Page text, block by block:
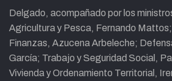
Delgado, acompañado por los
Agricultura y Pesca, Fernando
Finanzas, Azucena Arbeleche;
García; Trabajo y Seguridad Social,
Vivienda y Ordenamiento Territorial,